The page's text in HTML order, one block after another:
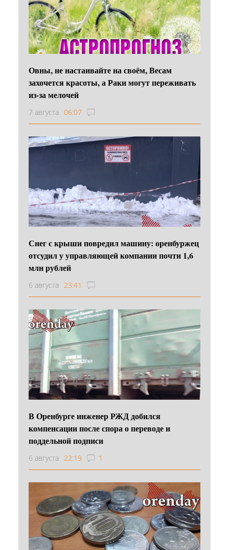
Овны, не настаивайте на своём, Весам
захочется красоты, а Раки могут переживать
из-за мелочей
7 августа 06:07
Снег с крыши повредил машину: оренбуржец
отсудил у управляющей компании почти 1,6
млн рублей
6 августа 23:41
В Оренбурге инженер РЖД добился
компенсации после спора о переводе и
поддельной подписи
6 августа 22:19 1